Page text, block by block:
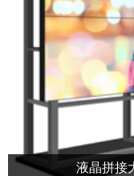
液晶拼接